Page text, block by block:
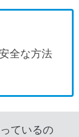
全な方法
ているの